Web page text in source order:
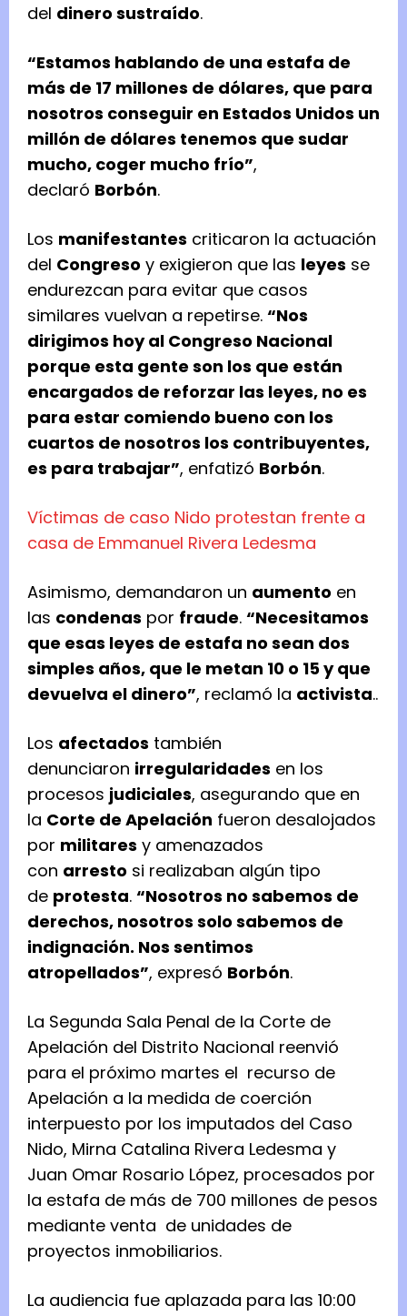
del dinero sustraído.
“Estamos hablando de una estafa de
más de 17 millones de dólares, que para
nosotros conseguir en Estados Unidos un
millón de dólares tenemos que sudar
mucho, coger mucho frío”,
declaró Borbón.
Los manifestantes criticaron la actuación
del Congreso y exigieron que las leyes se
endurezcan para evitar que casos
similares vuelvan a repetirse. “Nos
dirigimos hoy al Congreso Nacional
porque esta gente son los que están
encargados de reforzar las leyes, no es
para estar comiendo bueno con los
cuartos de nosotros los contribuyentes,
es para trabajar”, enfatizó Borbón.
Víctimas de caso Nido protestan frente a
casa de Emmanuel Rivera Ledesma
Asimismo, demandaron un aumento en
las condenas por fraude. “Necesitamos
que esas leyes de estafa no sean dos
simples años, que le metan 10 o 15 y que
devuelva el dinero”, reclamó la activista..
Los afectados también
denunciaron irregularidades en los
procesos judiciales, asegurando que en
la Corte de Apelación fueron desalojados
por militares y amenazados
con arresto si realizaban algún tipo
de protesta. “Nosotros no sabemos de
derechos, nosotros solo sabemos de
indignación. Nos sentimos
atropellados”, expresó Borbón.
La Segunda Sala Penal de la Corte de
Apelación del Distrito Nacional reenvió
para el próximo martes el recurso de
Apelación a la medida de coerción
interpuesto por los imputados del Caso
Nido, Mirna Catalina Rivera Ledesma y
Juan Omar Rosario López, procesados por
la estafa de más de 700 millones de pesos
mediante venta de unidades de
proyectos inmobiliarios.
La audiencia fue aplazada para las 10:00